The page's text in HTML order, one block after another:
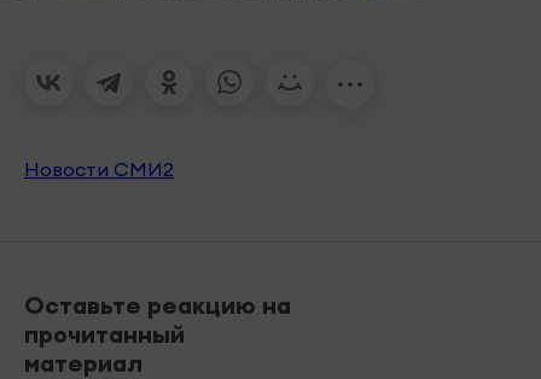
Новости СМИ2
Оставьте реакцию на
прочитанный
материал